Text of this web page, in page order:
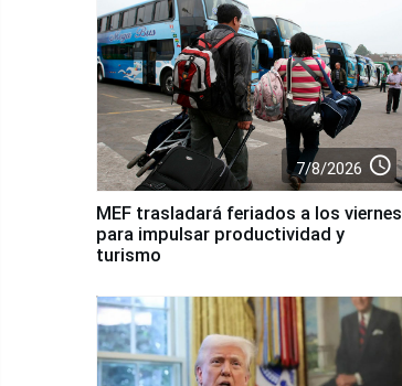
7/8/2026 access_time
MEF trasladará feriados a los viernes
para impulsar productividad y
turismo